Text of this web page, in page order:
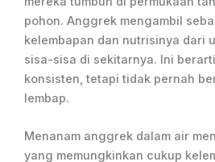
pohon. Anggrek mengambil
kelembapan dan nutrisinya dari
sisa-sisa di sekitarnya. Ini
konsisten, tetapi tidak pernah
lembap.
Menanam anggrek dalam air
yang memungkinkan cukup